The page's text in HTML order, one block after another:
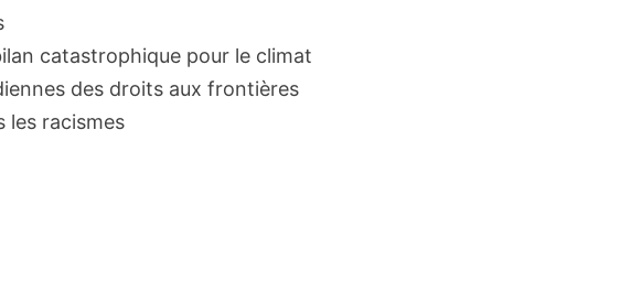
catastrophique pour le climat
des droits aux frontières
les racismes